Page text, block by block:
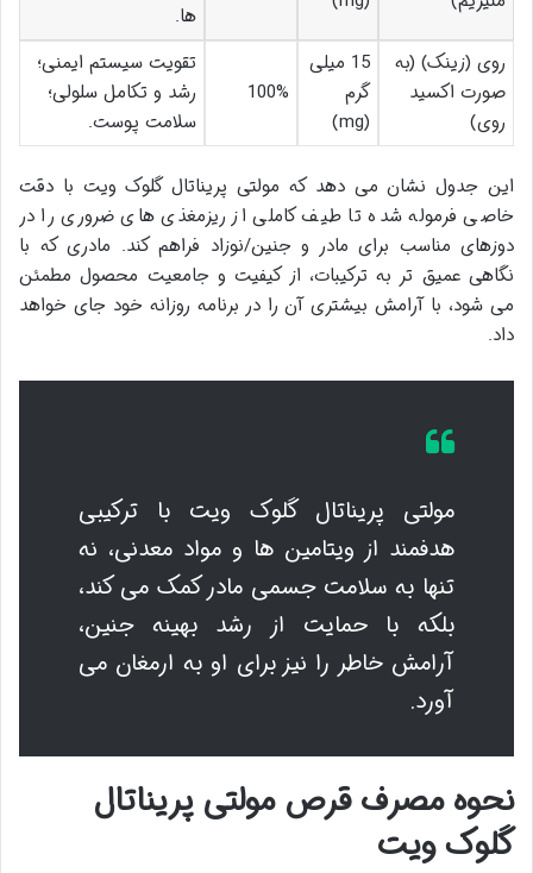
ها.
روی (زینک) (به
صورت اکسید
روی)
15 میلی
گرم
(mg)
100%
تقویت سیستم ایمنی؛
رشد و تکامل سلولی؛
سلامت پوست.
این جدول نشان می دهد که مولتی پریناتال گلوک ویت با دقت
خاصی فرموله شده تا طیف کاملی از ریزمغذی های ضروری را در
دوزهای مناسب برای مادر و جنین/نوزاد فراهم کند. مادری که با
نگاهی عمیق تر به ترکیبات، از کیفیت و جامعیت محصول مطمئن
می شود، با آرامش بیشتری آن را در برنامه روزانه خود جای خواهد
داد.
مولتی پریناتال گلوک ویت با ترکیبی
هدفمند از ویتامین ها و مواد معدنی، نه
تنها به سلامت جسمی مادر کمک می کند،
بلکه با حمایت از رشد بهینه جنین،
آرامش خاطر را نیز برای او به ارمغان می
آورد.
نحوه مصرف قرص مولتی پریناتال
گلوک ویت